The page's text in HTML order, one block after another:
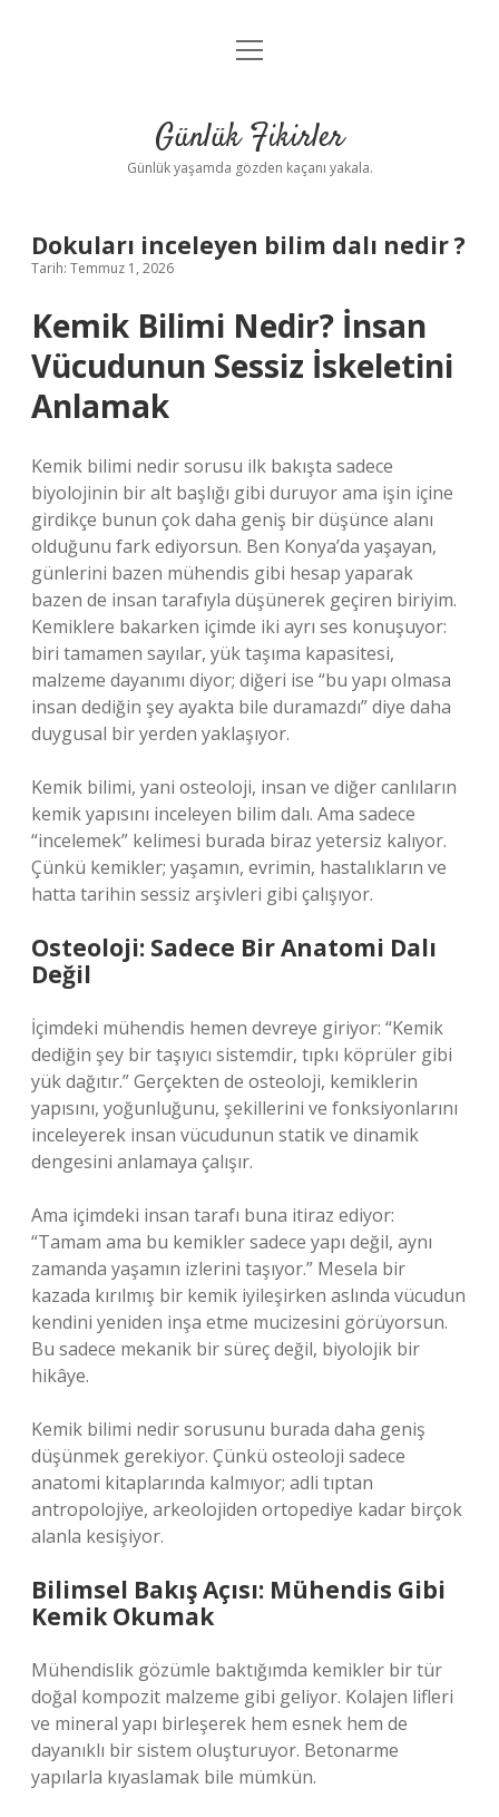
Anasayfa
Yasal Uyarı
menüyü
Günlük Fikirler
Günlük yaşamda gözden kaçanı yakala.
Dokuları inceleyen bilim dalı nedir ?
Tarih: Temmuz 1, 2026
Kemik Bilimi Nedir? İnsan
Vücudunun Sessiz İskeletini
Anlamak
Kemik bilimi nedir sorusu ilk bakışta sadece
biyolojinin bir alt başlığı gibi duruyor ama işin içine
girdikçe bunun çok daha geniş bir düşünce alanı
olduğunu fark ediyorsun. Ben Konya’da yaşayan,
günlerini bazen mühendis gibi hesap yaparak
bazen de insan tarafıyla düşünerek geçiren biriyim.
Kemiklere bakarken içimde iki ayrı ses konuşuyor:
biri tamamen sayılar, yük taşıma kapasitesi,
malzeme dayanımı diyor; diğeri ise “bu yapı olmasa
insan dediğin şey ayakta bile duramazdı” diye daha
duygusal bir yerden yaklaşıyor.
Kemik bilimi, yani osteoloji, insan ve diğer canlıların
kemik yapısını inceleyen bilim dalı. Ama sadece
“incelemek” kelimesi burada biraz yetersiz kalıyor.
Çünkü kemikler; yaşamın, evrimin, hastalıkların ve
hatta tarihin sessiz arşivleri gibi çalışıyor.
Osteoloji: Sadece Bir Anatomi Dalı
Değil
İçimdeki mühendis hemen devreye giriyor: “Kemik
dediğin şey bir taşıyıcı sistemdir, tıpkı köprüler gibi
yük dağıtır.” Gerçekten de osteoloji, kemiklerin
yapısını, yoğunluğunu, şekillerini ve fonksiyonlarını
inceleyerek insan vücudunun statik ve dinamik
dengesini anlamaya çalışır.
Ama içimdeki insan tarafı buna itiraz ediyor:
“Tamam ama bu kemikler sadece yapı değil, aynı
zamanda yaşamın izlerini taşıyor.” Mesela bir
kazada kırılmış bir kemik iyileşirken aslında vücudun
kendini yeniden inşa etme mucizesini görüyorsun.
Bu sadece mekanik bir süreç değil, biyolojik bir
hikâye.
Kemik bilimi nedir sorusunu burada daha geniş
düşünmek gerekiyor. Çünkü osteoloji sadece
anatomi kitaplarında kalmıyor; adli tıptan
antropolojiye, arkeolojiden ortopediye kadar birçok
alanla kesişiyor.
Bilimsel Bakış Açısı: Mühendis Gibi
Kemik Okumak
Mühendislik gözümle baktığımda kemikler bir tür
doğal kompozit malzeme gibi geliyor. Kolajen lifleri
ve mineral yapı birleşerek hem esnek hem de
dayanıklı bir sistem oluşturuyor. Betonarme
yapılarla kıyaslamak bile mümkün.